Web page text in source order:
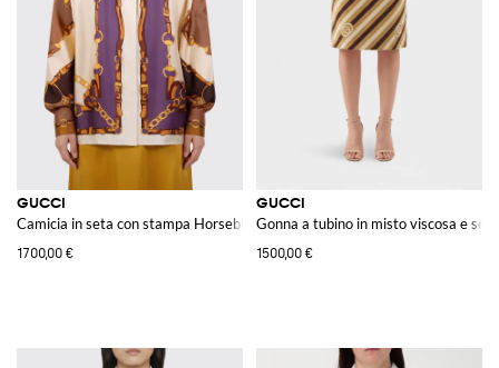
GUCCI
Camicia in seta con stampa Horsebit
1700,00 €
GUCCI
Gonna a tubino in misto viscosa e
1500,00 €